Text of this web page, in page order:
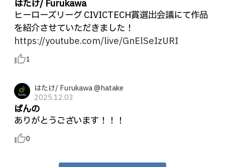
はたけ/ Furukawa
ヒーローズリーグ CIVICTECH賞選出会議にて作品
を紹介させていただきました！
https://youtube.com/live/GnElSeIzURI
thumb_up_alt1
はたけ/ Furukawa @hatake
2025.12.03
ばんの
ありがとうございます！！！
thumb_up_alt0